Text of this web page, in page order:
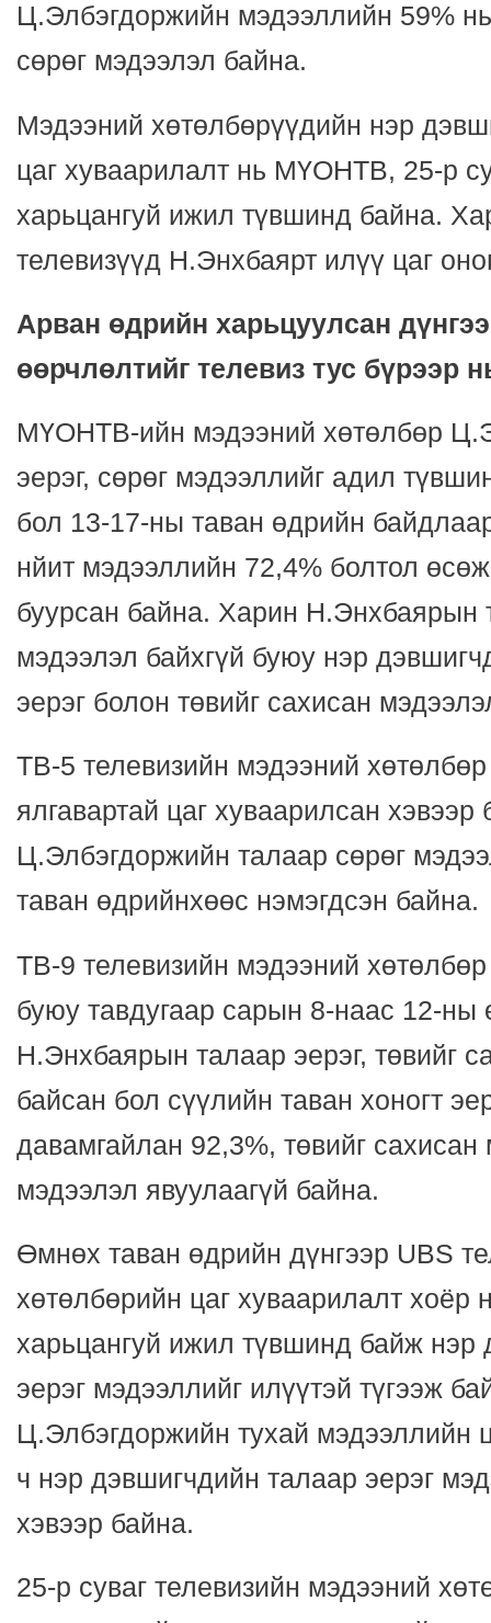
Ц.Элбэгдоржийн мэдээллийн 59%
сөрөг мэдээлэл байна.
Мэдээний хөтөлбөрүүдийн нэр
цаг хуваарилалт нь МҮОНТВ, 25-р
харьцангуй ижил түвшинд байна.
телевизүүд Н.Энхбаярт илүү цаг
Арван өдрийн харьцуулсан
өөрчлөлтийг телевиз тус бүрээр
МҮОНТВ-ийн мэдээний хөтөлбөр
эерэг, сөрөг мэдээллийг адил
бол 13-17-ны таван өдрийн
нйит мэдээллийн 72,4% болтол
буурсан байна. Харин Н.Энхбаярын
мэдээлэл байхгүй буюу нэр
эерэг болон төвийг сахисан
ТВ-5 телевизийн мэдээний
ялгавартай цаг хуваарилсан хэвээр
Ц.Элбэгдоржийн талаар сөрөг
таван өдрийнхөөс нэмэгдсэн байна.
ТВ-9 телевизийн мэдээний
буюу тавдугаар сарын 8-наас 12-ны
Н.Энхбаярын талаар эерэг, төвийг
байсан бол сүүлийн таван хоногт
давамгайлан 92,3%, төвийг сахисан
мэдээлэл явуулаагүй байна.
Өмнөх таван өдрийн дүнгээр UBS
хөтөлбөрийн цаг хуваарилалт хоёр
харьцангуй ижил түвшинд байж нэр
эерэг мэдээллийг илүүтэй түгээж
Ц.Элбэгдоржийн тухай мэдээллийн
ч нэр дэвшигчдийн талаар эерэг
хэвээр байна.
25-р суваг телевизийн мэдээний